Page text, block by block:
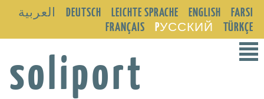
العربية DEUTSCH LEICHTE SPRACHE ENGLISH
FARSI
FRANÇAIS
PУССКИЙ TÜRKÇE
²
soliport